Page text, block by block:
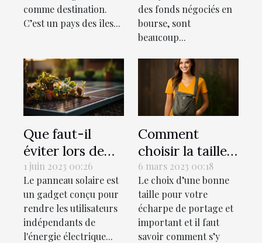
comme destination.
C’est un pays des îles...
des fonds négociés en
bourse, sont
beaucoup...
Que faut-il
éviter lors de
l'installation
d'un panneau
solaire Belgique
?
1 juin 2023 00:26
Le panneau solaire est
un gadget conçu pour
rendre les utilisateurs
indépendants de
l'énergie électrique...
Comment
choisir la taille
idéale pour son
écharpe de
portage?
6 mars 2023 00:18
Le choix d’une bonne
taille pour votre
écharpe de portage et
important et il faut
savoir comment s’y